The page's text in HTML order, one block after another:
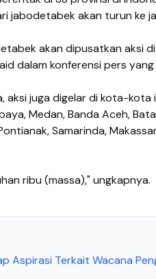
jabodetabek akan turun ke
akan dipusatkan aksi
dalam konferensi pers
aksi juga digelar di kota-
Medan, Banda Aceh,
Samarinda,
ribu (massa)," ungkapnya.
Aspirasi Terkait Wacana